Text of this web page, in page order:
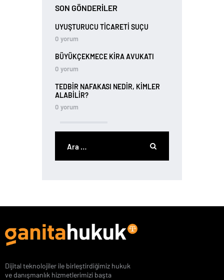
SON GÖNDERILER
UYUŞTURUCU TİCARETİ SUÇU
0 yorum
BÜYÜKÇEKMECE KIRA AVUKATI
0 yorum
TEDBIR NAFAKASI NEDIR, KIMLER
ALABILIR?
0 yorum
Dijital teknolojiler ile birleştirdiğimiz hukuk
ve danışmanlık hizmetlerimizi başta